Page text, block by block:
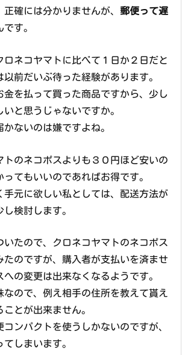
確には分かりませんが、 郵便って遅
す。
ロネコヤマトに比べて１日か２日だと
前だいぶ待った経験があります。
金を払って買った商品ですから、少し
と思うじゃないですか。
ないのは嫌ですよね。
トのネコポスよりも３０円ほど安いの
てもいいのであればお得です。
手元に欲しい私としては、配送方法が
検討します。
いたので、クロネコヤマトのネコポス
たのですが、購入者が支払いを済ませ
の変更は出来なくなるようです。
なので、例え相手の住所を教えて貰え
とが出来ません。
ンパクトを使うしかないのですが、
しまいます。